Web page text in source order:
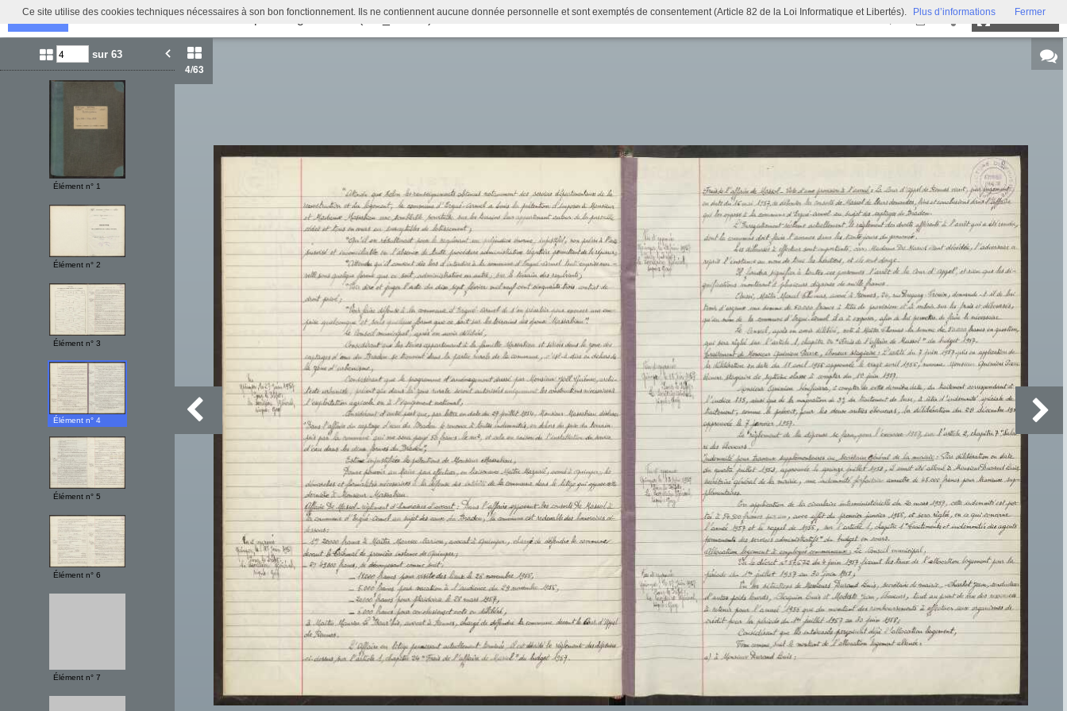
Ce site utilise des cookies techniques nécessaires à son bon fonctionnement. Ils ne contiennent aucune donnée personnelle et sont exemptés de consentement (Article 82 de la Loi Informatique et Libertés). Plus d’informations Fermer
Identifiez-vous Mentions légales
Retour Délibérations du Conseil Municipal d'Ergué-Armel (1 D_ERG 9) Plein écran
4/63
sur 63
Élément n° 1
Élément n° 2
Élément n° 3
Élément n° 4
Élément n° 5
Élément n° 6
Élément n° 7